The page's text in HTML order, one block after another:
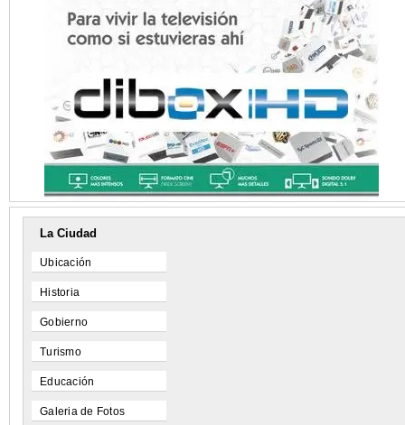
La Ciudad
Ubicación
Historia
Gobierno
Turismo
Educación
Galeria de Fotos